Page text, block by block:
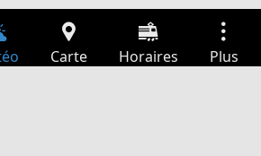
Carte Horaires Plus